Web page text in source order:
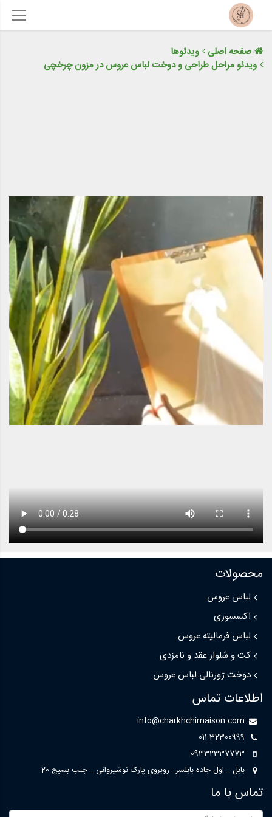
صفحه اصلی ویدئوها
ویدئو مراحل طراحی و دوخت لباس عروس در مزون چرخچی
محصولات
لباس عروس
اکسسوری
لباس فرمالیته عروس
کت و شلوار عقد و نامزدی
دوخت ژورنالی لباس عروس
اطلاعات تماس
info@charkhchimaison.com
011-32300999
09332337773
بابل _ اول جاده بابلسر_ روبروی پارک نوشیروانی _ جنب بسیج 20
تماس با ما